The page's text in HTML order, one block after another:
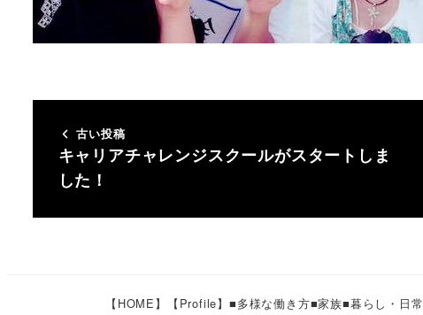
古い投稿
キャリアチャレンジスクールがスタートしま
した！
【HOME】 【Profile】 ■多様な働き方■家族■暮らし・日常